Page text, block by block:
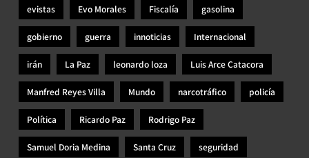
evistas Evo Morales Fiscalía gasolina
gobierno guerra innoticias Internacional
irán La Paz leonardo loza Luis Arce Catacora
Manfred Reyes Villa Mundo narcotráfico policía
Política Ricardo Paz Rodrigo Paz
Samuel Doria Medina Santa Cruz seguridad